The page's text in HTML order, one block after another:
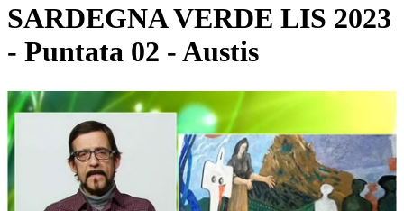
SARDEGNA VERDE LIS 2023
- Puntata 02 - Austis